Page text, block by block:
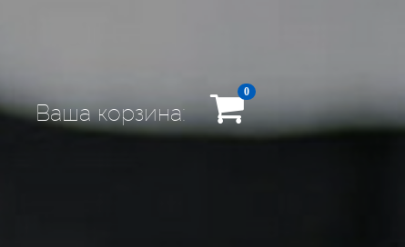
Ваша корзина:
0